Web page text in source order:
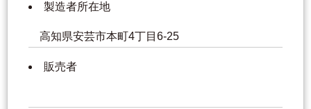
製造者所在地
高知県安芸市本町4丁目6-25
販売者